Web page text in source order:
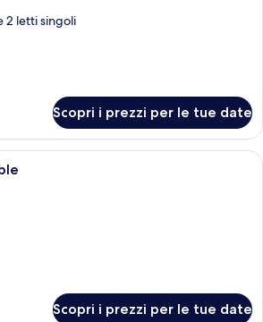
2 letti singoli
Scopri i prezzi per le tue date
Biancheria da letto di alta qualità,
Scopri i prezzi per le tue date